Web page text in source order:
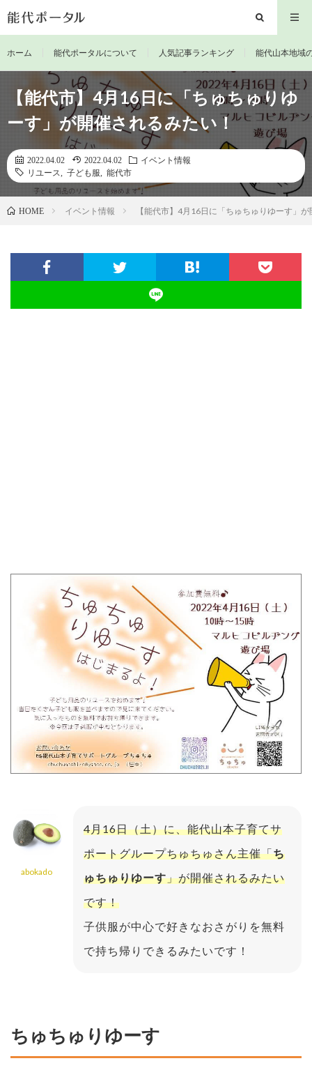
ホーム 能代ポータルについて 人気記事ランキング 能代山本地域
【能代市】4月16日に「ちゅちゅりゆ
ーす」が開催されるみたい！
2022.04.02 2022.04.02
イベント情報
リユース
子ども服 能代市
HOME イベント情報 【能代市】4月16日に「ちゅちゅりゆーす」
abokado
4月16日（土）に、能代山本子育てサ
ポートグループちゅちゅさん主催「ち
ゅちゅりゆーす」が開催されるみたい
です！
子供服が中心で好きなおさがりを無料
で持ち帰りできるみたいです！
ちゅちゅりゆーす